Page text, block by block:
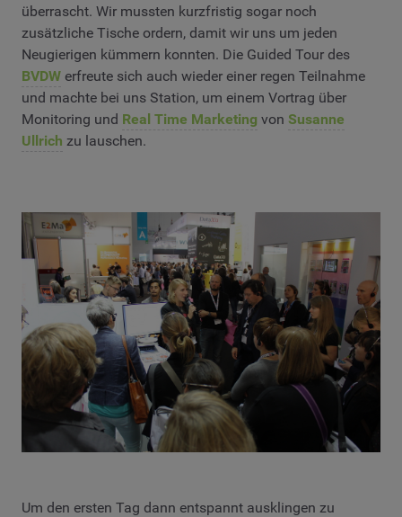
überrascht. Wir mussten kurzfristig sogar noch
zusätzliche Tische ordern, damit wir uns um jeden
Neugierigen kümmern konnten. Die Guided Tour des
BVDW erfreute sich auch wieder einer regen Teilnahme
und machte bei uns Station, um einem Vortrag über
Monitoring und Real Time Marketing von Susanne
Ullrich zu lauschen.
Um den ersten Tag dann entspannt ausklingen zu